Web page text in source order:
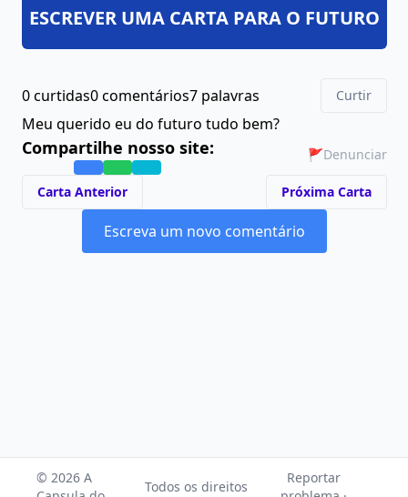
0 curtidas0 comentários7 palavras Curtir
Meu querido eu do futuro tudo bem?
Compartilhe nosso site: 🚩Denunciar
Carta Anterior Próxima Carta
Escreva um novo comentário
ESCREVER UMA CARTA PARA O FUTURO
© 2026 A
Todos os direitos
Reportar